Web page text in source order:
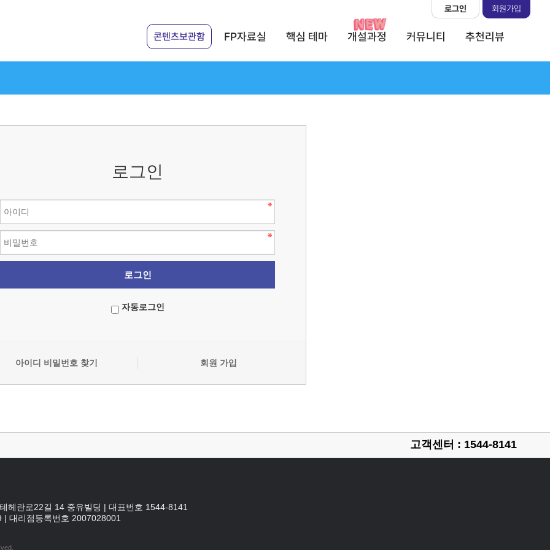
콘텐츠보관함 FP자료실 핵심 테마 개설과정 커뮤니티 추천리뷰
로그인 회원가입
로그인
자동로그인
아이디 비밀번호 찾기 회원 가입
고객센터 : 1544-8141
헤란로22길 14 중유빌딩 | 대표번호 1544-8141
| 대리점등록번호 2007028001